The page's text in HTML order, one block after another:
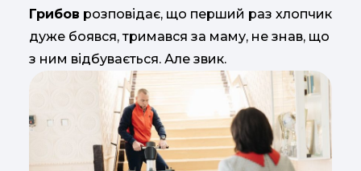
Грибов розповідає, що перший раз хлопчик
дуже боявся, тримався за маму, не знав, що
з ним відбувається. Але звик.